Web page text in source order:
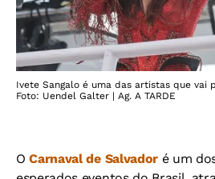
Ivete Sangalo é uma das artistas que vai
Foto: Uendel Galter | Ag. A TARDE
OCarnaval de Salvadoré um